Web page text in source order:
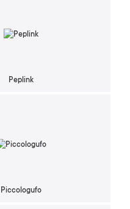
Peplink
Piccologufo